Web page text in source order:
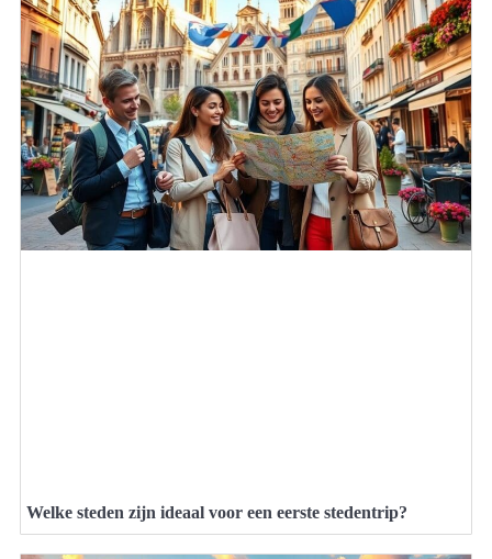
Welke steden zijn ideaal voor een eerste stedentrip?